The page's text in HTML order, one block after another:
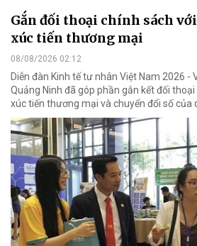
Gắn đối thoại chính sách
xúc tiến thương mại
08/08/2026 02:12
Diễn đàn Kinh tế tư nhân Việt Nam 2026 -
Quảng Ninh đã góp phần gắn kết đối
xúc tiến thương mại và chuyển đổi số của